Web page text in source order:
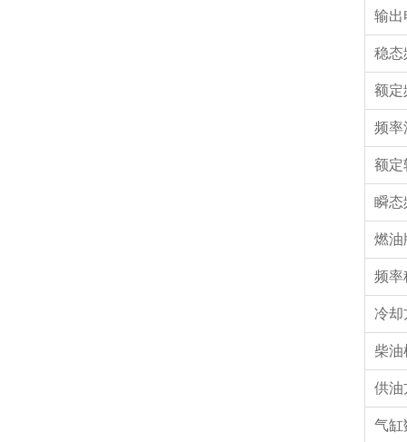
输出
稳态
额定
频率
额定
瞬态
燃油
频率
冷却
柴油
供油
气缸